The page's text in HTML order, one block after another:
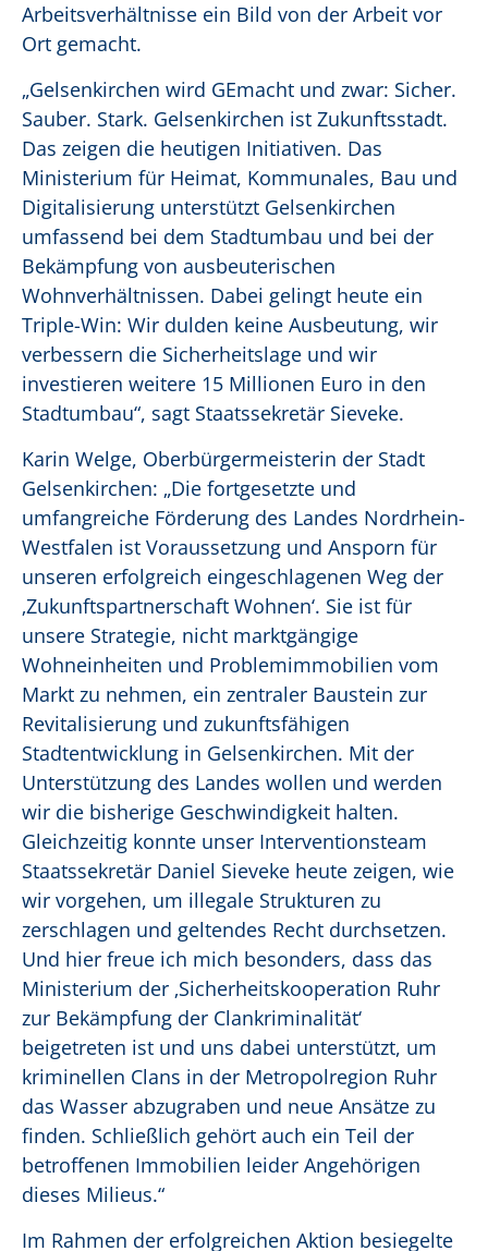
Arbeitsverhältnisse ein Bild von der Arbeit vor
Ort gemacht.
„Gelsenkirchen wird GEmacht und zwar: Sicher.
Sauber. Stark. Gelsenkirchen ist Zukunftsstadt.
Das zeigen die heutigen Initiativen. Das
Ministerium für Heimat, Kommunales, Bau und
Digitalisierung unterstützt Gelsenkirchen
umfassend bei dem Stadtumbau und bei der
Bekämpfung von ausbeuterischen
Wohnverhältnissen. Dabei gelingt heute ein
Triple-Win: Wir dulden keine Ausbeutung, wir
verbessern die Sicherheitslage und wir
investieren weitere 15 Millionen Euro in den
Stadtumbau“, sagt Staatssekretär Sieveke.
Karin Welge, Oberbürgermeisterin der Stadt
Gelsenkirchen: „Die fortgesetzte und
umfangreiche Förderung des Landes Nordrhein-
Westfalen ist Voraussetzung und Ansporn für
unseren erfolgreich eingeschlagenen Weg der
‚Zukunftspartnerschaft Wohnen‘. Sie ist für
unsere Strategie, nicht marktgängige
Wohneinheiten und Problemimmobilien vom
Markt zu nehmen, ein zentraler Baustein zur
Revitalisierung und zukunftsfähigen
Stadtentwicklung in Gelsenkirchen. Mit der
Unterstützung des Landes wollen und werden
wir die bisherige Geschwindigkeit halten.
Gleichzeitig konnte unser Interventionsteam
Staatssekretär Daniel Sieveke heute zeigen, wie
wir vorgehen, um illegale Strukturen zu
zerschlagen und geltendes Recht durchsetzen.
Und hier freue ich mich besonders, dass das
Ministerium der ‚Sicherheitskooperation Ruhr
zur Bekämpfung der Clankriminalität‘
beigetreten ist und uns dabei unterstützt, um
kriminellen Clans in der Metropolregion Ruhr
das Wasser abzugraben und neue Ansätze zu
finden. Schließlich gehört auch ein Teil der
betroffenen Immobilien leider Angehörigen
dieses Milieus.“
Im Rahmen der erfolgreichen Aktion besiegelte